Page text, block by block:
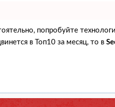
попробуйте
в Топ10 за месяц, то в